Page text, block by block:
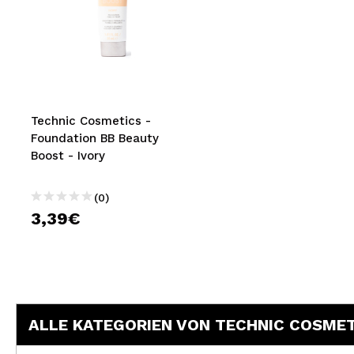
Technic Cosmetics -
Foundation BB Beauty
Boost - Ivory
(0)
3,39€
ALLE KATEGORIEN VON TECHNIC